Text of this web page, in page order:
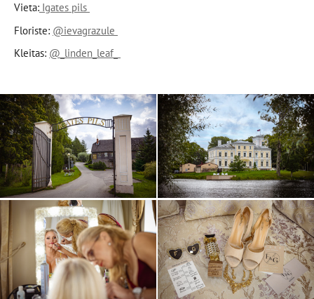
Vieta: Igates pils
Floriste: @ievagrazule
Kleitas: @_linden_leaf_